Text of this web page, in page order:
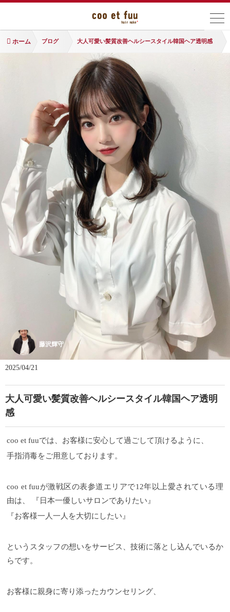
ホーム ブログ 大人可愛い髪質改善ヘルシースタイル韓国ヘア透明感
藤沢輝守
2025/04/21
大人可愛い髪質改善ヘルシースタイル韓国ヘア透明
感
coo et fuuでは、お客様に安心して過ごして頂けるように、
手指消毒をご用意しております。
coo et fuuが激戦区の表参道エリアで12年以上愛されている理
由は、 『日本一優しいサロンでありたい』
『お客様一人一人を大切にしたい』
というスタッフの想いをサービス、技術に落とし込んでいるか
らです。
お客様に親身に寄り添ったカウンセリング、